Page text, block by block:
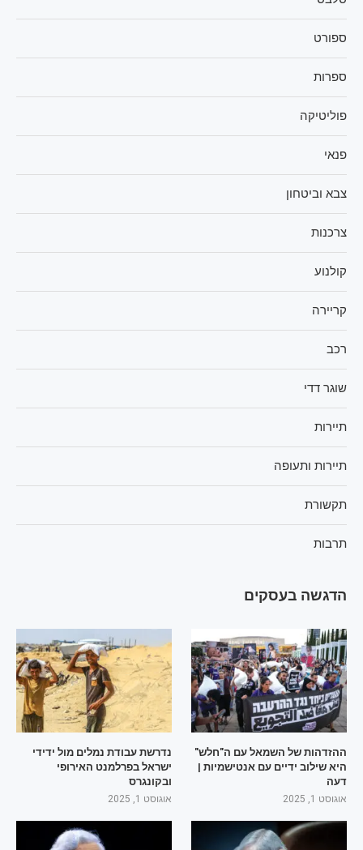
ספורט
ספרות
פוליטיקה
פנאי
צבא וביטחון
צרכנות
קולנוע
קריירה
רכב
שוגר דדי
תיירות
תיירות ותעופה
תקשורת
תרבות
הדגשה בעסקים
ההזדהות של השמאל עם ה"חלש"
היא שילוב ידיים עם אנטישמיות |
דעה
אוגוסט 1, 2025
נדרשת עבודת נמלים מול ידידי
ישראל בפרלמנט האירופי
ובקונגרס
אוגוסט 1, 2025